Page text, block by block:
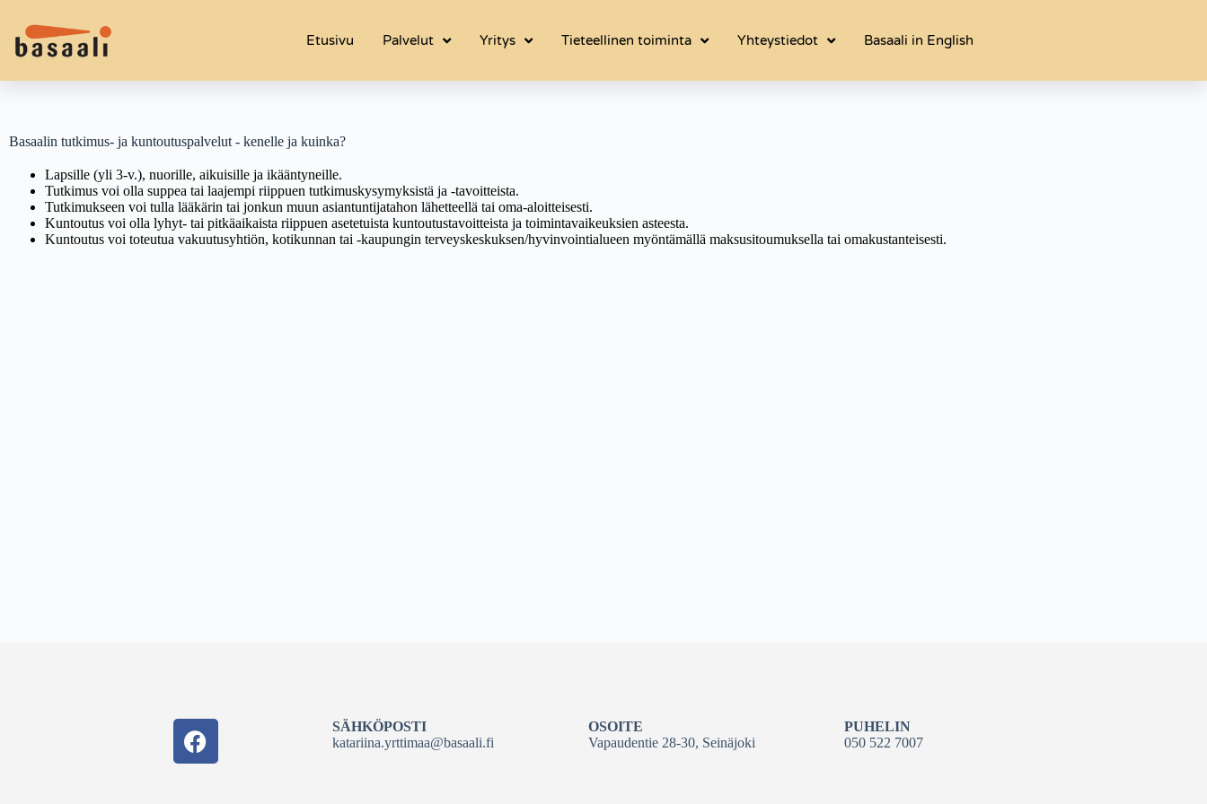
Etusivu Palvelut Yritys Tieteellinen toiminta Yhteystiedot Basaali in English
Basaalin tutkimus- ja kuntoutuspalvelut - kenelle ja kuinka?
Lapsille (yli 3-v.), nuorille, aikuisille ja ikääntyneille.
Tutkimus voi olla suppea tai laajempi riippuen tutkimuskysymyksistä ja -tavoitteista.
Tutkimukseen voi tulla lääkärin tai jonkun muun asiantuntijatahon lähetteellä tai oma-aloitteisesti.
Kuntoutus voi olla lyhyt- tai pitkäaikaista riippuen asetetuista kuntoutustavoitteista ja toimintavaikeuksien asteesta.
Kuntoutus voi toteutua vakuutusyhtiön, kotikunnan tai -kaupungin terveyskeskuksen/hyvinvointialueen myöntämällä maksusitoumuksella tai omakustanteisesti.
SÄHKÖPOSTI
katariina.yrttimaa@basaali.fi
OSOITE
Vapaudentie 28-30, Seinäjoki
PUHELIN
050 522 7007